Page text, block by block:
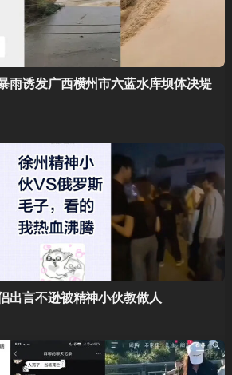
雨诱发广西横州市六蓝水库坝体决堤
出言不逊被精神小伙教做人